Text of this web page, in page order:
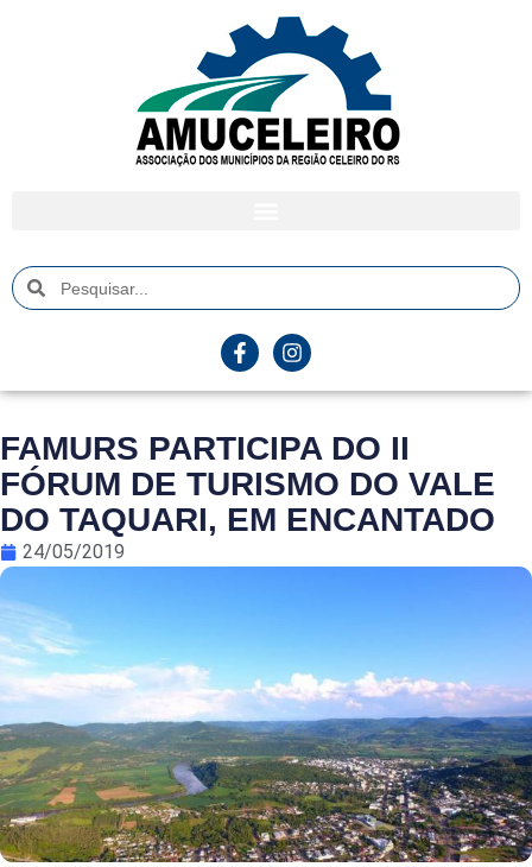
FAMURS PARTICIPA DO II
FÓRUM DE TURISMO DO VALE
DO TAQUARI, EM ENCANTADO
24/05/2019